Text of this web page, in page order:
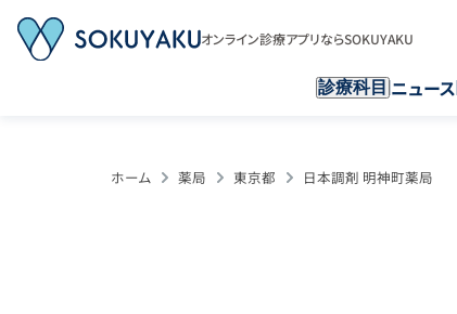
オンライン診療アプリならSOKUYAKU
診療科目 ニュース
ホーム 薬局 東京都 日本調剤 明神町薬局